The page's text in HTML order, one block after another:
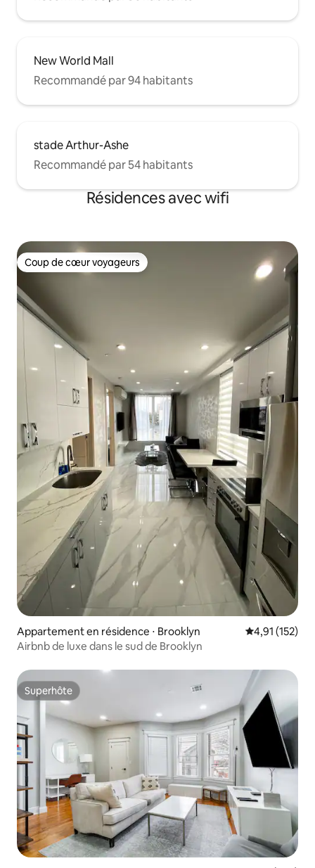
New World Mall
Recommandé par 94 habitants
stade Arthur-Ashe
Recommandé par 54 habitants
Résidences avec wifi
Coup de cœur voyageurs
Coup de cœur voyageurs
Appartement en résidence ⋅ Brooklyn Évaluation
4,91 (152)
Airbnb de luxe dans le sud de Brooklyn
Superhôte
Superhôte